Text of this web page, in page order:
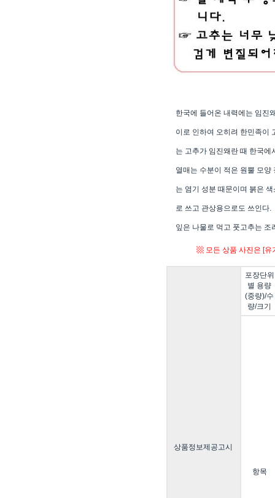
한국에 들어온 내력에는 임진
이로 인하여 오히려 한민족이
는 고추가 임진왜란 때 한국
열매는 수분이 적은 원뿔 모
는 염기 성분 때문이며 붉은
로 쓰고 관상용으로도 쓰인다.
잎은 나물로 먹고 풋고추는
▩ 모든 상품 사진은 [유
상품정보제공고시
포장단위
별 용량
(중량)/수
량/크기
항목